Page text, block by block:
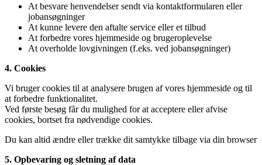
At besvare henvendelser sendt via kontaktformularen eller
jobansøgninger
At kunne levere den aftalte service eller et tilbud
At forbedre vores hjemmeside og brugeroplevelse
At overholde lovgivningen (f.eks. ved jobansøgninger)
4. Cookies
Vi bruger cookies til at analysere brugen af vores hjemmeside og til
at forbedre funktionalitet.
Ved første besøg får du mulighed for at acceptere eller afvise
cookies, bortset fra nødvendige cookies.
Du kan altid ændre eller trække dit samtykke tilbage via din browser
5. Opbevaring og sletning af data